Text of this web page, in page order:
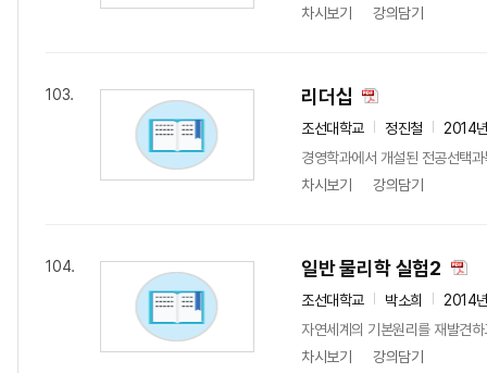
차시보기
강의담기
103. 리더십
조선대학교 정진철
2014
경영학과에서 개설된 전공선택
차시보기
강의담기
104. 일반 물리학 실험2
조선대학교 박소희
2014
자연세계의 기본원리를 재발견
차시보기
강의담기